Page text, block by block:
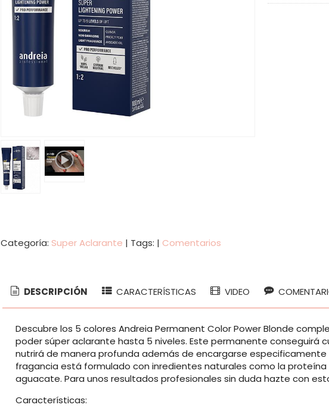
Categoría: Super Aclarante | Tags: | Comentarios
DESCRIPCIÓN CARACTERÍSTICAS VIDEO
Descubre los 5 colores Andreia Permanent Color Power Blonde
poder súper aclarante hasta 5 niveles. Este permanente conseguirá
nutrirá de manera profunda además de encargarse
fragancia está formulado con inredientes naturales como la
aguacate. Para unos resultados profesionales sin duda hazte con
Características: